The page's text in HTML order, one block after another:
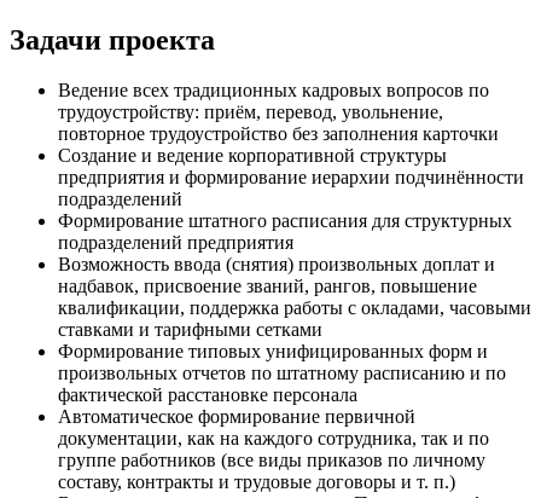
Задачи проекта
Ведение всех традиционных кадровых вопросов по
трудоустройству: приём, перевод, увольнение,
повторное трудоустройство без заполнения карточки
Создание и ведение корпоративной структуры
предприятия и формирование иерархии подчинённости
подразделений
Формирование штатного расписания для структурных
подразделений предприятия
Возможность ввода (снятия) произвольных доплат и
надбавок, присвоение званий, рангов, повышение
квалификации, поддержка работы с окладами, часовыми
ставками и тарифными сетками
Формирование типовых унифицированных форм и
произвольных отчетов по штатному расписанию и по
фактической расстановке персонала
Автоматическое формирование первичной
документации, как на каждого сотрудника, так и по
группе работников (все виды приказов по личному
составу, контракты и трудовые договоры и т. п.)